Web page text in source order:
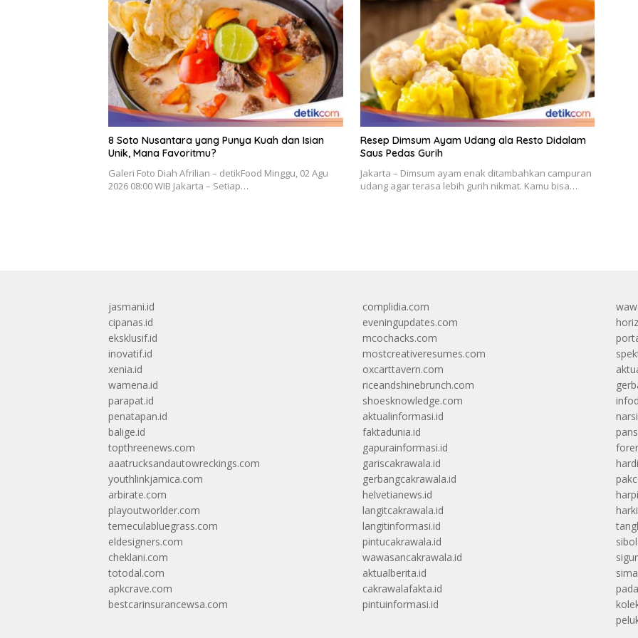
8 Soto Nusantara yang Punya Kuah dan Isian
Unik, Mana Favoritmu?
Galeri Foto Diah Afrilian – detikFood Minggu, 02 Agu
2026 08:00 WIB Jakarta – Setiap…
Resep Dimsum Ayam Udang ala Resto Didalam
Saus Pedas Gurih
Jakarta – Dimsum ayam enak ditambahkan campuran
udang agar terasa lebih gurih nikmat. Kamu bisa…
jasmani.id
cipanas.id
eksklusif.id
inovatif.id
xenia.id
wamena.id
parapat.id
penatapan.id
balige.id
topthreenews.com
aaatrucksandautowreckings.com
youthlinkjamica.com
arbirate.com
playoutworlder.com
temeculabluegrass.com
eldesigners.com
cheklani.com
totodal.com
apkcrave.com
bestcarinsurancewsa.com
complidia.com
eveningupdates.com
mcochacks.com
mostcreativeresumes.com
oxcarttavern.com
riceandshinebrunch.com
shoesknowledge.com
aktualinformasi.id
faktadunia.id
gapurainformasi.id
gariscakrawala.id
gerbangcakrawala.id
helvetianews.id
langitcakrawala.id
langitinformasi.id
pintucakrawala.id
wawasancakrawala.id
aktualberita.id
cakrawalafakta.id
pintuinformasi.id